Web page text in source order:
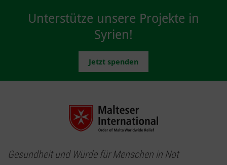
Unterstütze unsere Projekte in
Syrien!
Jetzt spenden
Gesundheit und Würde für Menschen in Not